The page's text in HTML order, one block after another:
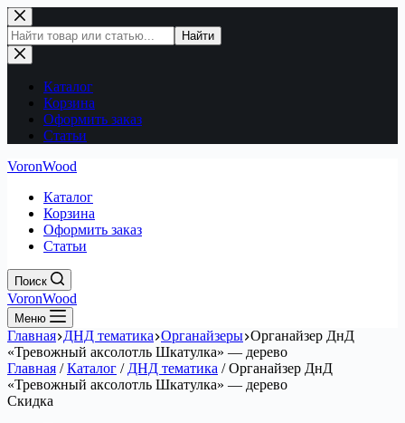
Перейти
к
сути
Поиск
по
сайту
Найти
Каталог
Корзина
Оформить заказ
Статьи
VoronWood
Каталог
Корзина
Оформить заказ
Статьи
Поиск
VoronWood
Меню
Главная ДНД тематика Органайзеры Органайзер ДнД
«Тревожный аксолотль Шкатулка» — дерево
Главная / Каталог / ДНД тематика / Органайзер ДнД
«Тревожный аксолотль Шкатулка» — дерево
Скидка